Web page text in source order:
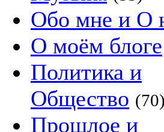
Обо мне и О
О моём блоге
Политика и
Общество (70)
Прошлое и